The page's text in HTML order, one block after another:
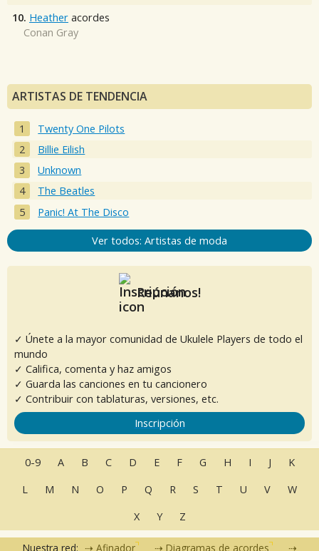
10. Heather acordes
Conan Gray
ARTISTAS DE TENDENCIA
Twenty One Pilots
Billie Eilish
Unknown
The Beatles
Panic! At The Disco
Ver todos: Artistas de moda
Reúnanos!
✓ Únete a la mayor comunidad de Ukulele Players de todo el
mundo
✓ Califica, comenta y haz amigos
✓ Guarda las canciones en tu cancionero
✓ Contribuir con tablaturas, versiones, etc.
Inscripción
0-9 A B C D E F G H I J
K
L
M N O P Q R S T U V
W
X
Y Z
Nuestra red: Afinador Diagramas de acordes